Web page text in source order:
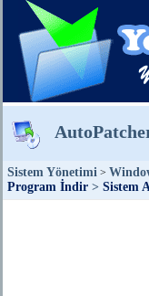
Sistem Yönetimi >
Program İndir > Sistem